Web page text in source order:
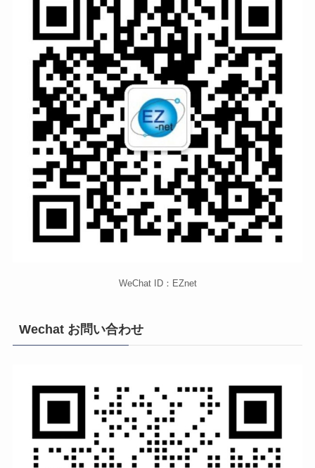
WeChat ID：EZnet
Wechat お問い合わせ